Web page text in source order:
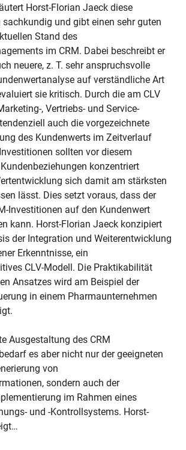
Horst-Florian Jaeck diese
und gibt einen sehr guten
Stand des
im CRM. Dabei beschreibt er
neuere, z. T. sehr anspruchsvolle
auf verständliche Art
sie kritisch. Durch die am CLV
, Vertriebs- und Service-
auch die vorgezeichnete
des Kundenwerts im Zeitverlauf
sollten vor diesem
konzentriert
sich damit am stärksten
lässt. Dies setzt voraus, dass der
Investitionen auf den Kundenwert
kann. Horst-Florian Jaeck konzipiert
der Integration und Weiterentwicklung
Erkenntnisse, ein
CLV-Modell. Die Praktikabilität
Ansatzes wird am Beispiel der
in einem Pharmaunternehmen
Ausgestaltung des CRM
es aber nicht nur der geeigneten
von
sondern auch der
im Rahmen eines
und -Kontrollsystems. Horst-